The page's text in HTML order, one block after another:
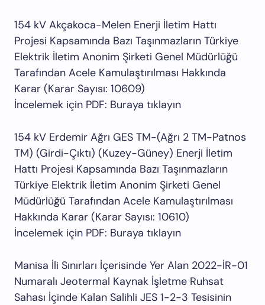
154 kV Akçakoca-Melen Enerji İletim Hattı
Projesi Kapsamında Bazı Taşınmazların Türkiye
Elektrik İletim Anonim Şirketi Genel Müdürlüğü
Tarafından Acele Kamulaştırılması Hakkında
Karar (Karar Sayısı: 10609)
İncelemek için PDF: Buraya tıklayın
154 kV Erdemir Ağrı GES TM-(Ağrı 2 TM-Patnos
TM) (Girdi-Çıktı) (Kuzey-Güney) Enerji İletim
Hattı Projesi Kapsamında Bazı Taşınmazların
Türkiye Elektrik İletim Anonim Şirketi Genel
Müdürlüğü Tarafından Acele Kamulaştırılması
Hakkında Karar (Karar Sayısı: 10610)
İncelemek için PDF: Buraya tıklayın
Manisa İli Sınırları İçerisinde Yer Alan 2022-İR-01
Numaralı Jeotermal Kaynak İşletme Ruhsat
Sahası İçinde Kalan Salihli JES 1-2-3 Tesisinin